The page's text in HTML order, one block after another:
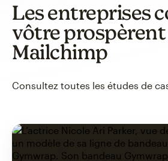
Les entreprises
vôtre prospèrent
Mailchimp
Consultez toutes les études de